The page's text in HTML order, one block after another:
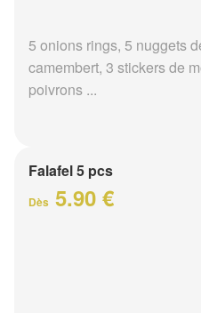
5 onions rings, 5 nuggets
camembert, 3 stickers de
poivrons ...
Falafel 5 pcs
Dès 5.90 €